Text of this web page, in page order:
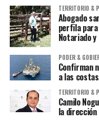
TERRITORIO &
Abogado
perfila
Notariado
PODER &
Confirman
a las
TERRITORIO &
Camilo
la